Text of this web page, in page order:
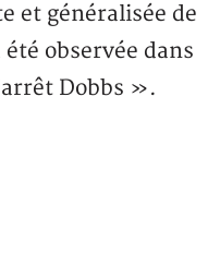
et généralisée de
observée dans
Dobbs ».